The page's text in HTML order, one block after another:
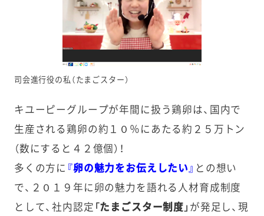
司会進行役の私（たまごスター）
キユーピーグループが年間に扱う鶏卵は、国内で
生産される鶏卵の約１０％にあたる約２５万トン
（数にすると４２億個）！
多くの方に 『卵の魅力をお伝えしたい』 との想い
で、２０１９年に卵の魅力を語れる人材育成制度
として、社内認定 「たまごスター制度」 が発足し、現